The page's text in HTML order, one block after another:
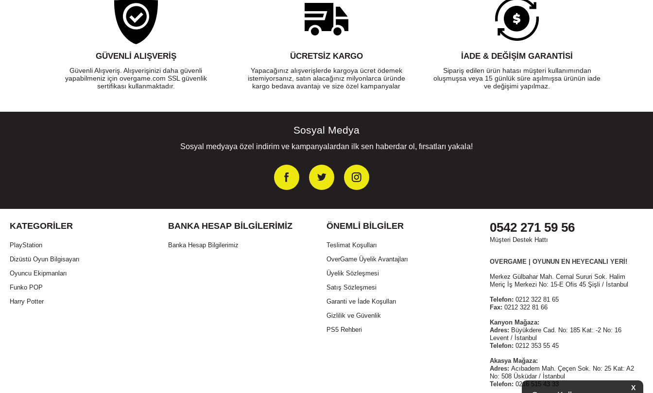
X
GÜVENLI ALIŞVERIŞ
Güvenli Alışveriş. Alışverişinizi daha güvenli
yapabilmeniz için overgame.com SSL güvenlik
sertifikası kullanmaktadır.
ÜCRETSIZ KARGO
Yapacağınız alışverişlerde kargoya ücret ödemek
istemiyorsanız, satın alacağınız milyonlarca üründe
kargo bedava avantajı ve size özel kampanyalar
İADE & DEĞİŞİM GARANTİSİ
Sipariş edilen ürün hatası müşteri kullanımından
oluşmuşsa veya 15 günlük süre aşılmışsa ürünün iade
ve değişimi yapılmaz.
Sosyal Medya
Sosyal medyaya özel indirim ve kampanyalardan ilk sen haberdar ol, fırsatları yakala!
KATEGORILER
PlayStation
Dizüstü Oyun Bilgisayarı
Oyuncu Ekipmanları
Funko POP
Harry Potter
BANKA HESAP BILGILERIMIZ
Banka Hesap Bilgilerimiz
ÖNEMLI BILGILER
Teslimat Koşulları
OverGame Üyelik Avantajları
Üyelik Sözleşmesi
Satış Sözleşmesi
Garanti ve İade Koşulları
Gizlilik ve Güvenlik
PS5 Rehberi
0542 271 59 56
Müşteri Destek Hattı
OVERGAME | OYUNUN EN HEYECANLI YERİ!
Merkez Gülbahar Mah. Cemal Sururi Sok. Halim
Meriç İş Merkezi No: 15-E Ofis 45 Şişli / İstanbul
Telefon: 0212 322 81 65
Fax: 0212 322 81 66
Kanyon Mağaza:
Adres: Büyükdere Cad. No: 185 Kat: -2 No: 16
Levent / İstanbul
Telefon: 0212 353 55 45
Akasya Mağaza:
Adres: Acıbadem Mah. Çeçen Sok. No: 25 Kat: A2
No: 508 Üsküdar / İstanbul
Telefon: 0216 515 43 33